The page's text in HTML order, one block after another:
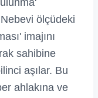
ölçüdeki
imajını
sahibine
aşılar. Bu
ahlakına ve